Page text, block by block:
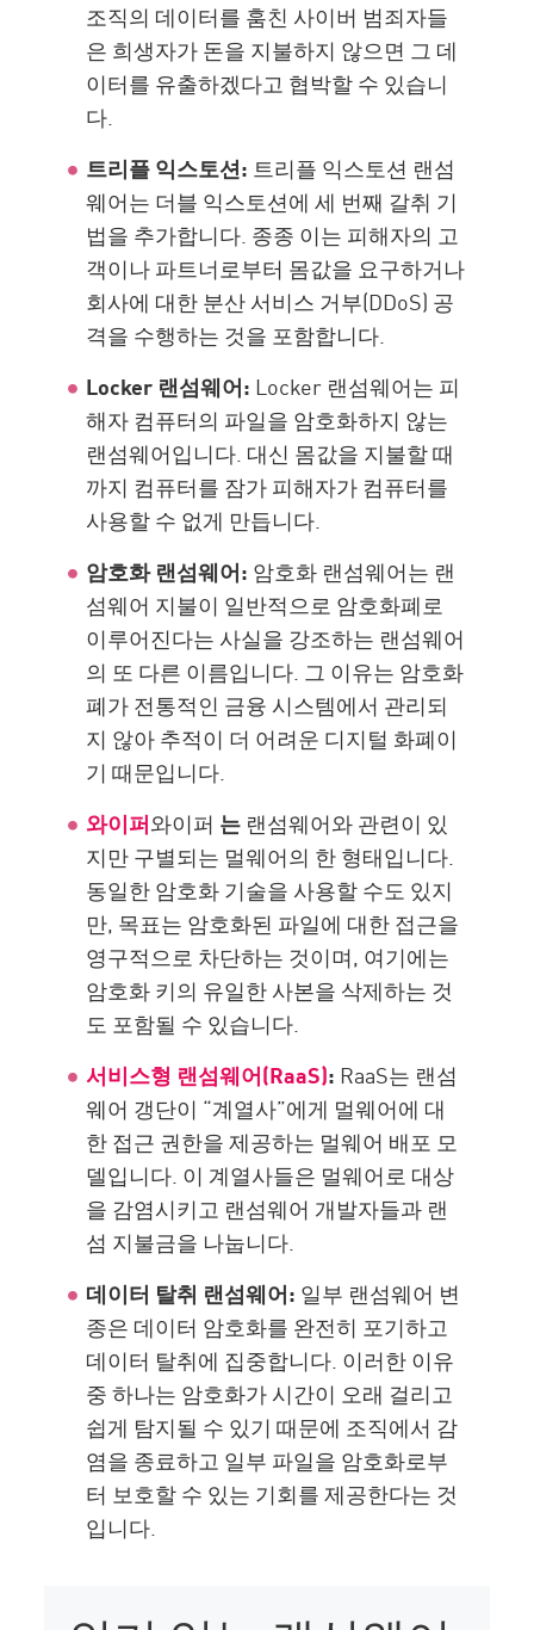
조직의 데이터를 훔친 사이버 범죄자들
은 희생자가 돈을 지불하지 않으면 그 데
이터를 유출하겠다고 협박할 수 있습니
다.
트리플 익스토션: 트리플 익스토션 랜섬
웨어는 더블 익스토션에 세 번째 갈취 기
법을 추가합니다. 종종 이는 피해자의 고
객이나 파트너로부터 몸값을 요구하거나
회사에 대한 분산 서비스 거부(DDoS) 공
격을 수행하는 것을 포함합니다.
Locker 랜섬웨어: Locker 랜섬웨어는 피
해자 컴퓨터의 파일을 암호화하지 않는
랜섬웨어입니다. 대신 몸값을 지불할 때
까지 컴퓨터를 잠가 피해자가 컴퓨터를
사용할 수 없게 만듭니다.
암호화 랜섬웨어: 암호화 랜섬웨어는 랜
섬웨어 지불이 일반적으로 암호화폐로
이루어진다는 사실을 강조하는 랜섬웨어
의 또 다른 이름입니다. 그 이유는 암호화
폐가 전통적인 금융 시스템에서 관리되
지 않아 추적이 더 어려운 디지털 화폐이
기 때문입니다.
와이퍼와이퍼 는 랜섬웨어와 관련이 있
지만 구별되는 멀웨어의 한 형태입니다.
동일한 암호화 기술을 사용할 수도 있지
만, 목표는 암호화된 파일에 대한 접근을
영구적으로 차단하는 것이며, 여기에는
암호화 키의 유일한 사본을 삭제하는 것
도 포함될 수 있습니다.
서비스형 랜섬웨어(RaaS): RaaS는 랜섬
웨어 갱단이 “계열사”에게 멀웨어에 대
한 접근 권한을 제공하는 멀웨어 배포 모
델입니다. 이 계열사들은 멀웨어로 대상
을 감염시키고 랜섬웨어 개발자들과 랜
섬 지불금을 나눕니다.
데이터 탈취 랜섬웨어: 일부 랜섬웨어 변
종은 데이터 암호화를 완전히 포기하고
데이터 탈취에 집중합니다. 이러한 이유
중 하나는 암호화가 시간이 오래 걸리고
쉽게 탐지될 수 있기 때문에 조직에서 감
염을 종료하고 일부 파일을 암호화로부
터 보호할 수 있는 기회를 제공한다는 것
입니다.